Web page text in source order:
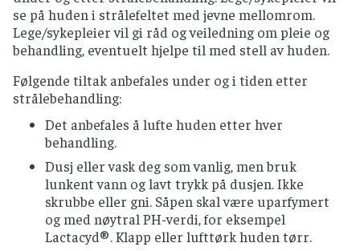
se på huden i strålefeltet med jevne mellomrom.
Lege/sykepleier vil gi råd og veiledning om pleie og
behandling, eventuelt hjelpe til med stell av huden.
Følgende tiltak anbefales under og i tiden etter
strålebehandling:
Det anbefales å lufte huden etter hver
behandling.
Dusj eller vask deg som vanlig, men bruk
lunkent vann og lavt trykk på dusjen. Ikke
skrubbe eller gni. Såpen skal være uparfymert
og med nøytral PH-verdi, for eksempel
Lactacyd®. Klapp eller lufttørk huden tørr.